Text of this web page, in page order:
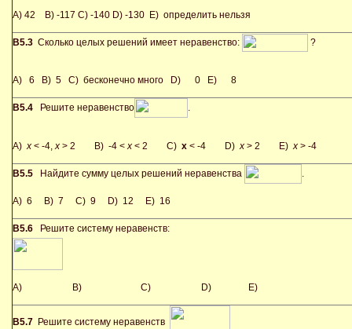
A) 42 B) -117 C) -140 D) -130 E) определить нельзя
В5.3 Сколько целых решений имеет неравенство: ?
A) 6 B) 5 C) бесконечно много D) 0 E) 8
В5.4 Решите неравенство .
A)x < -4,x > 2 B) -4 <x < 2 C) x < -4 D)x > 2 E)x > -4
В5.5 Найдите сумму целых решений неравенства .
A) 6 B) 7 C) 9 D) 12 E) 16
В5.6 Решите систему неравенств:
A) B) C) D) E)
В5.7 Решите систему неравенств